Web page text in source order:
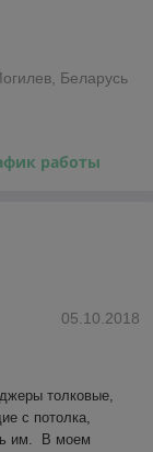
Беларусь
работы
05.10.2018
толковые,
с потолка,
им.  В моем